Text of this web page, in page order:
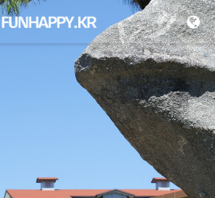
메뉴 건너뛰기